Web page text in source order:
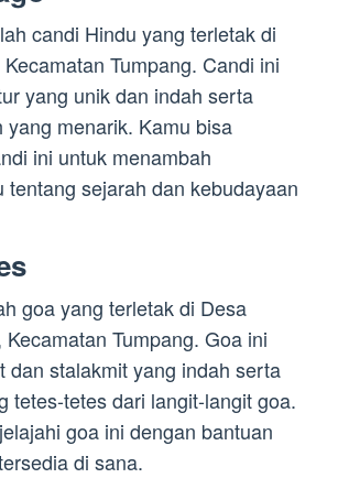
candi Hindu yang terletak di
Tumpang. Candi ini
yang unik dan indah serta
yang menarik. Kamu bisa
ini untuk menambah
tentang sejarah dan kebudayaan
goa yang terletak di Desa
Tumpang. Goa ini
dan stalakmit yang indah serta
tetes-tetes dari langit-langit goa.
goa ini dengan bantuan
di sana.